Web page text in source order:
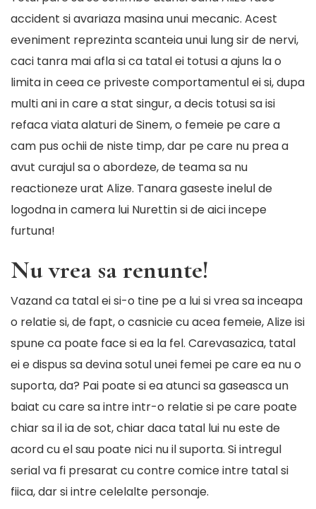
accident si avariaza masina unui mecanic. Acest
eveniment reprezinta scanteia unui lung sir de nervi,
caci tanra mai afla si ca tatal ei totusi a ajuns la o
limita in ceea ce priveste comportamentul ei si, dupa
multi ani in care a stat singur, a decis totusi sa isi
refaca viata alaturi de Sinem, o femeie pe care a
cam pus ochii de niste timp, dar pe care nu prea a
avut curajul sa o abordeze, de teama sa nu
reactioneze urat Alize. Tanara gaseste inelul de
logodna in camera lui Nurettin si de aici incepe
furtuna!
Nu vrea sa renunte!
Vazand ca tatal ei si-o tine pe a lui si vrea sa inceapa
o relatie si, de fapt, o casnicie cu acea femeie, Alize isi
spune ca poate face si ea la fel. Carevasazica, tatal
ei e dispus sa devina sotul unei femei pe care ea nu o
suporta, da? Pai poate si ea atunci sa gaseasca un
baiat cu care sa intre intr-o relatie si pe care poate
chiar sa il ia de sot, chiar daca tatal lui nu este de
acord cu el sau poate nici nu il suporta. Si intregul
serial va fi presarat cu contre comice intre tatal si
fiica, dar si intre celelalte personaje.